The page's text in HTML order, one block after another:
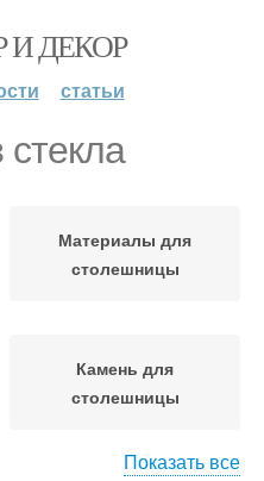
И ДЕКОР
статьи
Материалы для
столешницы
Камень для
столешницы
Показать все